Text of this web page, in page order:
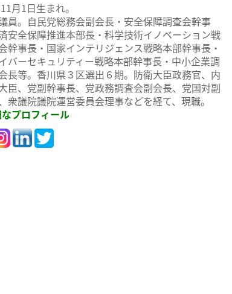
月1日生まれ。
員。自民党総務会副会長・安全保障調査会幹事
安全保障推進本部長・科学技術イノベーション戦
幹事長・国家インテリジェンス戦略本部幹事長・
バーセキュリティー戦略本部幹事長・中小企業調
長等。香川県３区選出６期。防衛大臣政務官、内
臣、党副幹事長、党政務調査会副会長、党国対副
衆議院議院運営委員会理事などを経て、現職。
プロフィール